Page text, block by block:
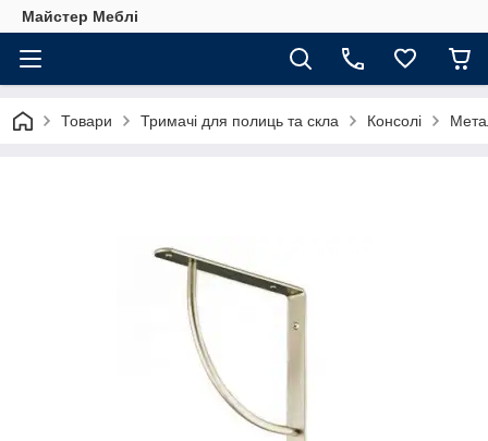
Майстер Меблі
Товари Тримачі для полиць та скла Консолі